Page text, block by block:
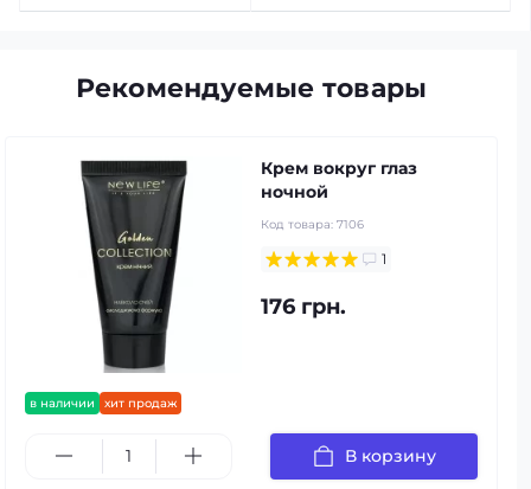
Рекомендуемые товары
в наличии хит продаж
Крем вокруг глаз
ночной
Код товара: 7106
1
176 грн.
В корзину